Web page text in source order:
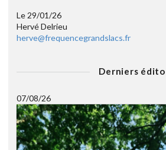
Le 29/01/26
Hervé Delrieu
herve@frequencegrandslacs.fr
Derniers édito
07/08/26